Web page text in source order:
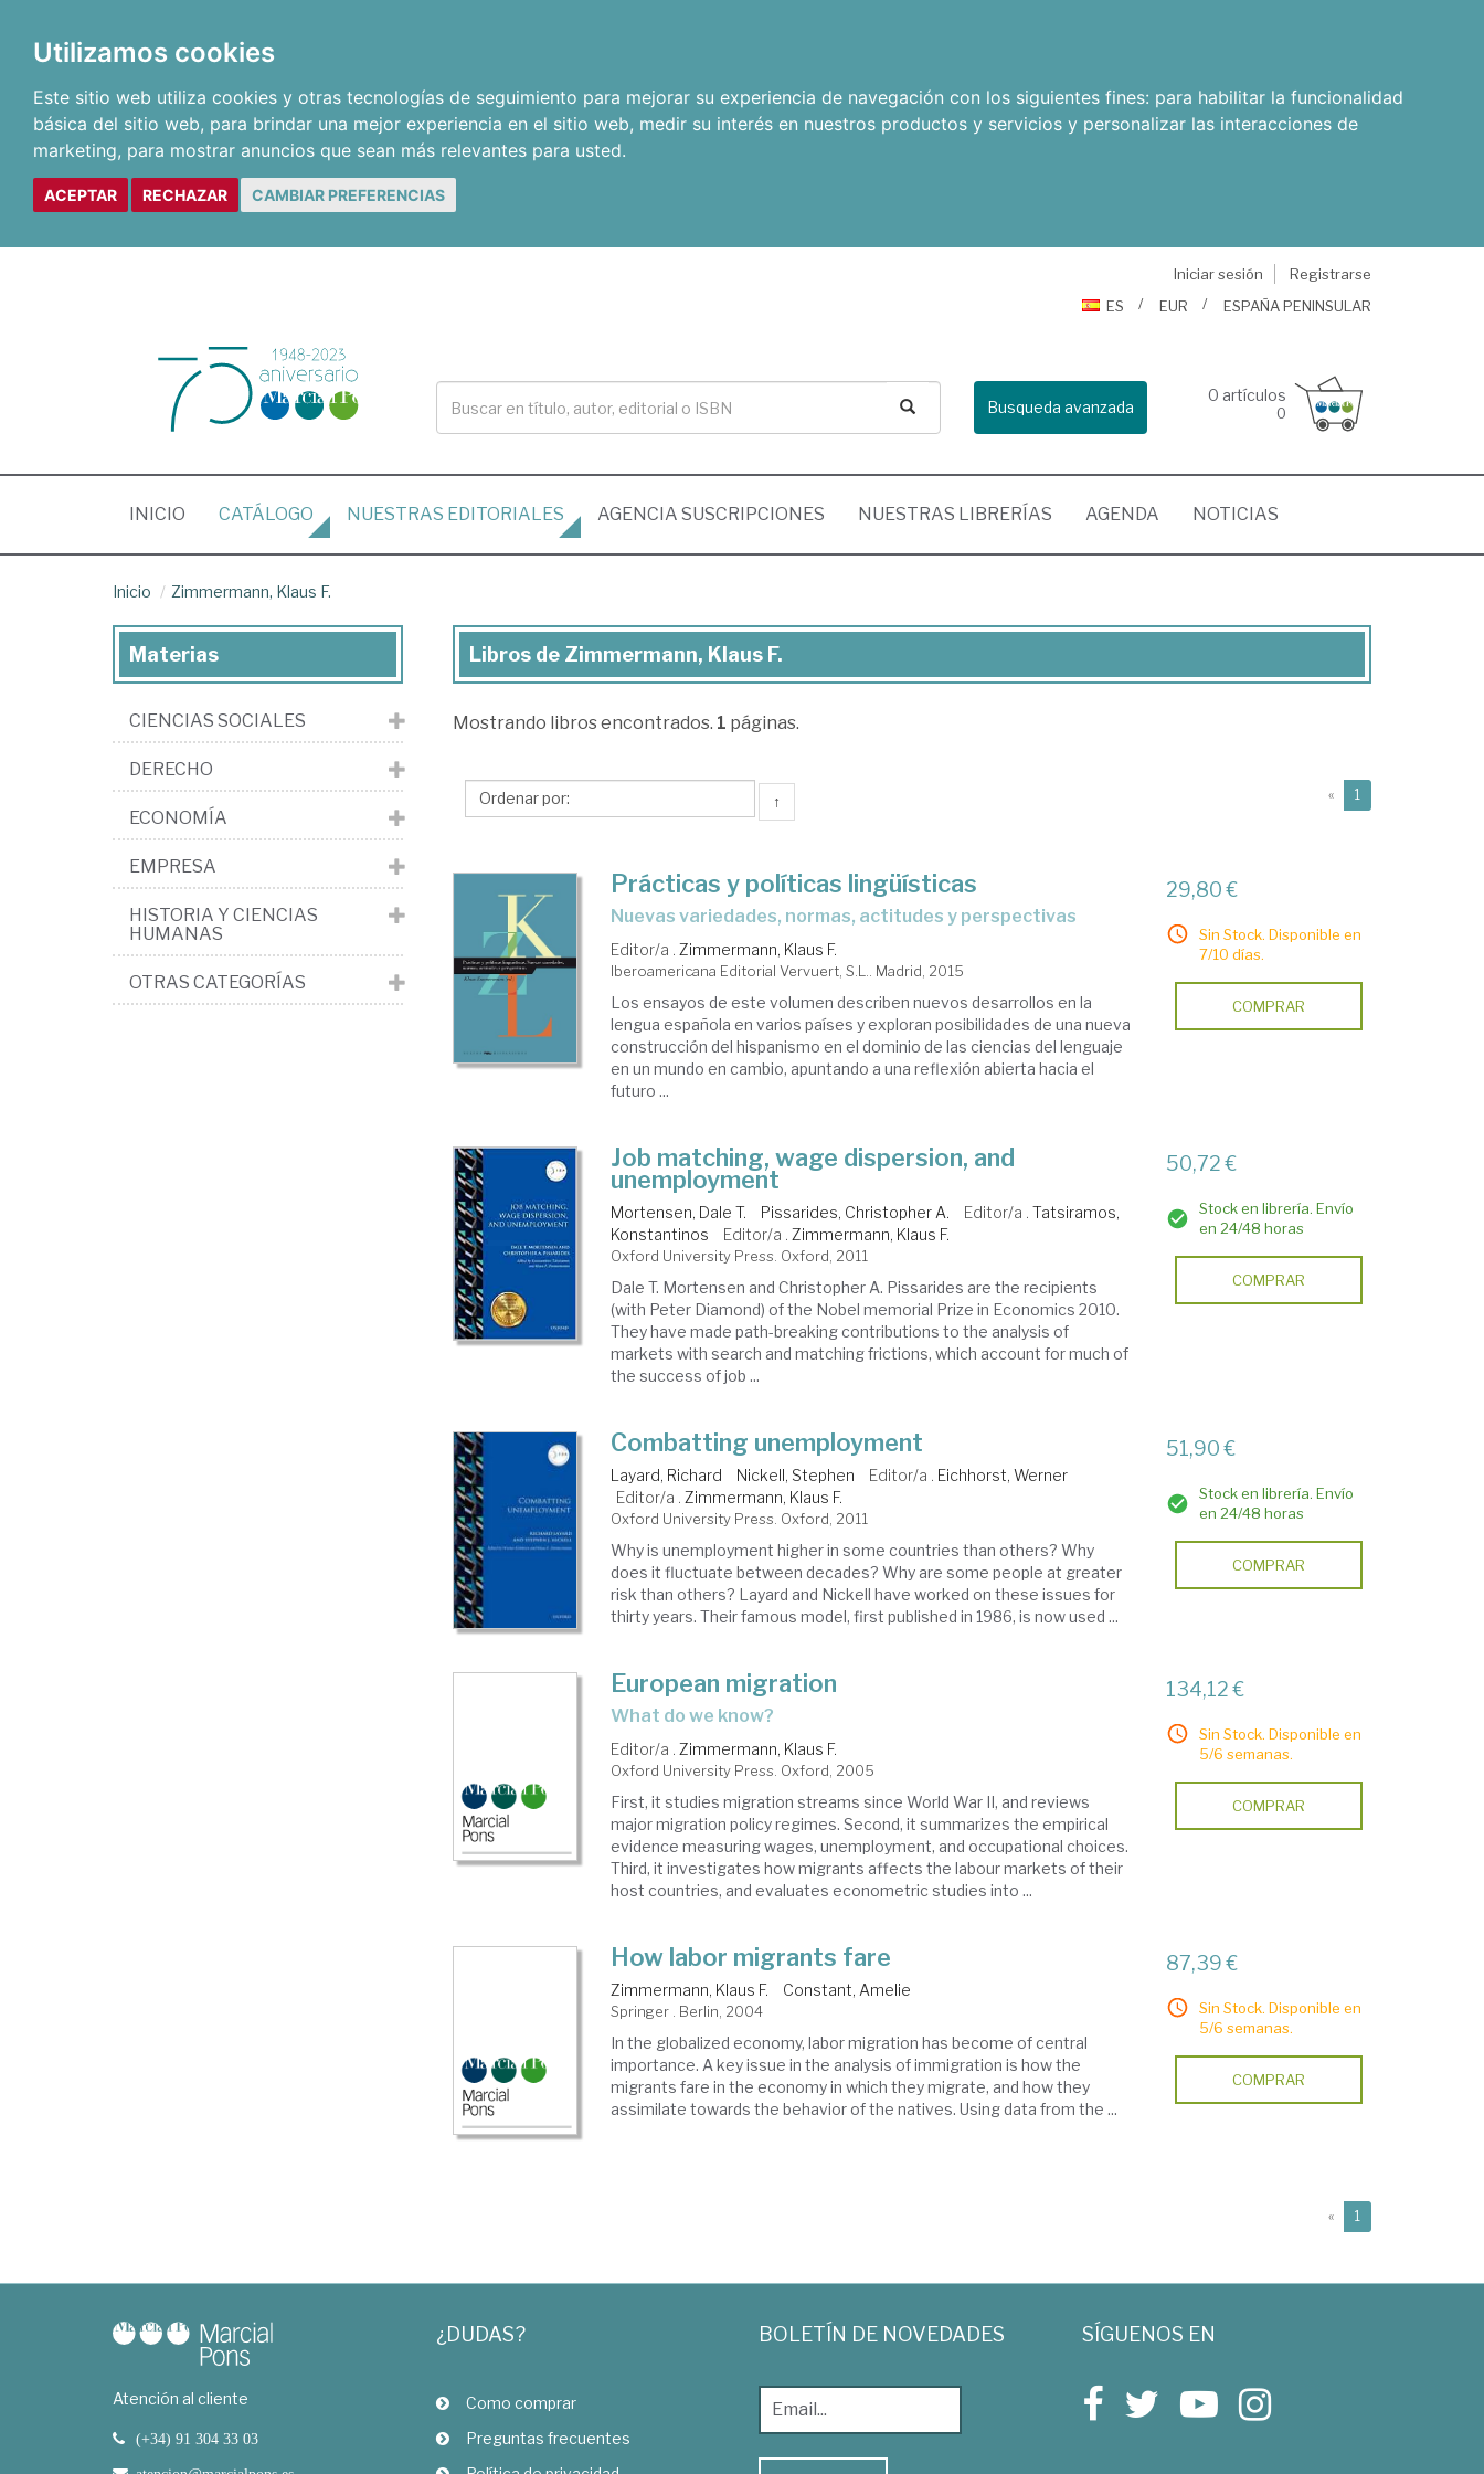
Utilizamos cookies
Este sitio web utiliza cookies y otras tecnologías de seguimiento para mejorar su experiencia de navegación con los siguientes fines: para habilitar la funcionalidad
básica del sitio web, para brindar una mejor experiencia en el sitio web, medir su interés en nuestros productos y servicios y personalizar las interacciones de
marketing, para mostrar anuncios que sean más relevantes para usted.
ACEPTAR RECHAZAR CAMBIAR PREFERENCIAS
Iniciar sesión
Registrarse
ES
EUR ESPAÑA PENINSULAR
Busqueda avanzada
0 artículos
0
INICIO (CURRENT)
CATÁLOGO NUESTRAS EDITORIALES AGENCIA SUSCRIPCIONES NUESTRAS LIBRERÍAS AGENDA NOTICIAS
Inicio Zimmermann, Klaus F.
Libros
Zimmermann,
Libros de Zimmermann, Klaus F.
Mostrando libros encontrados. 1 páginas.
↑ « 1
Prácticas y políticas lingüísticas
nuevas variedades, normas, actitudes y perspectivas
Editor/a .Zimmermann, Klaus F.
Iberoamericana Editorial Vervuert, S.L.. Madrid, 2015
Los ensayos de este volumen describen nuevos desarrollos en la
lengua española en varios países y exploran posibilidades de una nueva
construcción del hispanismo en el dominio de las ciencias del lenguaje
en un mundo en cambio, apuntando a una reflexión abierta hacia el
futuro ...
29,80 €
Sin Stock. Disponible en
7/10 días.
COMPRAR
Job matching, wage dispersion, and
unemployment
Mortensen, Dale T. Pissarides, Christopher A. Editor/a .Tatsiramos,
Konstantinos
Editor/a .Zimmermann, Klaus F.
Oxford University Press. Oxford, 2011
Dale T. Mortensen and Christopher A. Pissarides are the recipients
(with Peter Diamond) of the Nobel memorial Prize in Economics 2010.
They have made path-breaking contributions to the analysis of
markets with search and matching frictions, which account for much of
the success of job ...
50,72 €
Stock en librería. Envío
en 24/48 horas
COMPRAR
Combatting unemployment
Layard, Richard Nickell, Stephen Editor/a . Eichhorst, Werner
Editor/a .Zimmermann, Klaus F.
Oxford University Press. Oxford, 2011
Why is unemployment higher in some countries than others? Why
does it fluctuate between decades? Why are some people at greater
risk than others? Layard and Nickell have worked on these issues for
thirty years. Their famous model, first published in 1986, is now used ...
51,90 €
Stock en librería. Envío
en 24/48 horas
COMPRAR
European migration
what do we know?
Editor/a .Zimmermann, Klaus F.
Oxford University Press. Oxford, 2005
First, it studies migration streams since World War II, and reviews
major migration policy regimes. Second, it summarizes the empirical
evidence measuring wages, unemployment, and occupational choices.
Third, it investigates how migrants affects the labour markets of their
host countries, and evaluates econometric studies into ...
134,12 €
Sin Stock. Disponible en
5/6 semanas.
COMPRAR
How labor migrants fare
Zimmermann, Klaus F. Constant, Amelie
Springer . Berlin, 2004
In the globalized economy, labor migration has become of central
importance. A key issue in the analysis of immigration is how the
migrants fare in the economy in which they migrate, and how they
assimilate towards the behavior of the natives. Using data from the ...
87,39 €
Sin Stock. Disponible en
5/6 semanas.
COMPRAR
« 1
Materias
CIENCIAS SOCIALES
DERECHO
ECONOMÍA
EMPRESA
HISTORIA Y CIENCIAS
HUMANAS
OTRAS CATEGORÍAS
Atención al cliente
(+34) 91 304 33 03
¿DUDAS?
Como comprar
Preguntas frecuentes
BOLETÍN DE NOVEDADES SÍGUENOS EN